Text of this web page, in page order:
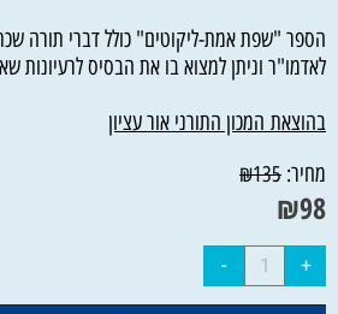
הספר "שפת אמת-ליקוטים" כולל דברי תורה
לאדמו"ר וניתן למצוא בו את הבסיס לרעיונות
בהוצאת המכון התורני אור עציון
מחיר:
₪135
₪98